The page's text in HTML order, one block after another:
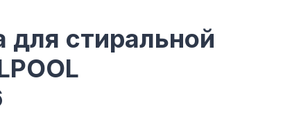
Вс-Пн. Выходной
Соломенский район - ВТ-
СБ. с 10-00 до 18-00
для стиральной